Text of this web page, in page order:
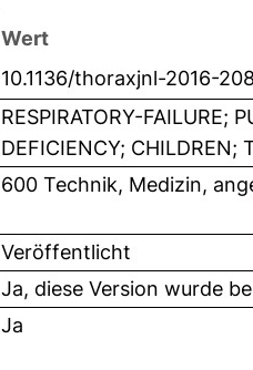
Wert
10.1136/thoraxjnl-2016-
RESPIRATORY-FAILURE;
DEFICIENCY; CHILDREN;
600 Technik, Medizin,
Veröffentlicht
Ja, diese Version wurde
Ja